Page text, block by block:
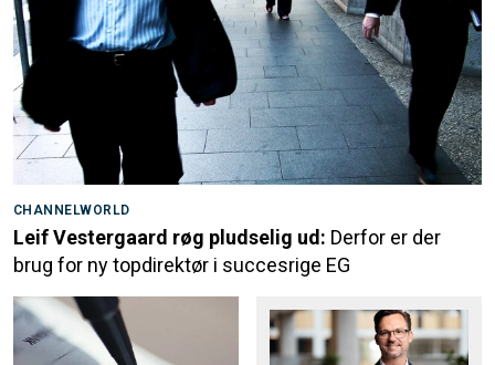
CHANNELWORLD
Leif Vestergaard røg pludselig ud: Derfor er der
brug for ny topdirektør i succesrige EG